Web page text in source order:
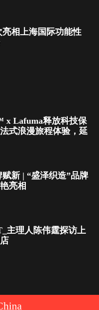
相上海国际功能性
Lafuma释放科技保
式浪漫旅程体验，延
赋新 | “盛泽织造”品牌
亮相
主理人陈伟霆探访上